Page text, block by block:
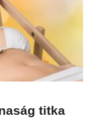
titka